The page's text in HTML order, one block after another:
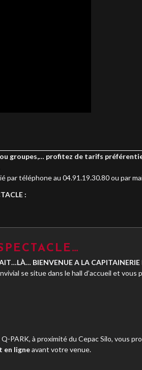
groupes,… profitez de tarifs
téléphone au 04.91.19.30.80 ou par
:
BIENVENUE A LA CAPITAINERIE
se situe dans le hall d’accueil et vous
PARK, à proximité du Cepac Silo, vous
en ligneavant votre venue.